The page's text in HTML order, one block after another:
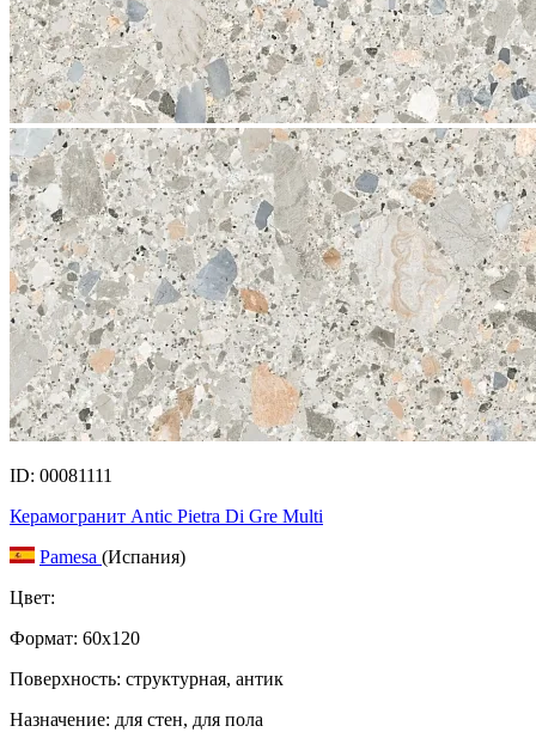
ID: 00081111
Керамогранит Antic Pietra Di Gre Multi
Pamesa (Испания)
Цвет:
Формат: 60x120
Поверхность: структурная, антик
Назначение: для стен, для пола